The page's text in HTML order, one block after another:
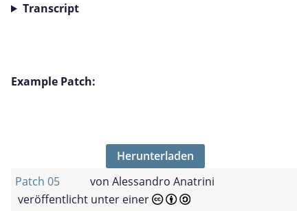
Transcript
Example Patch:
Herunterladen
Patch 05
von Alessandro Anatrini
veröffentlicht unter einer